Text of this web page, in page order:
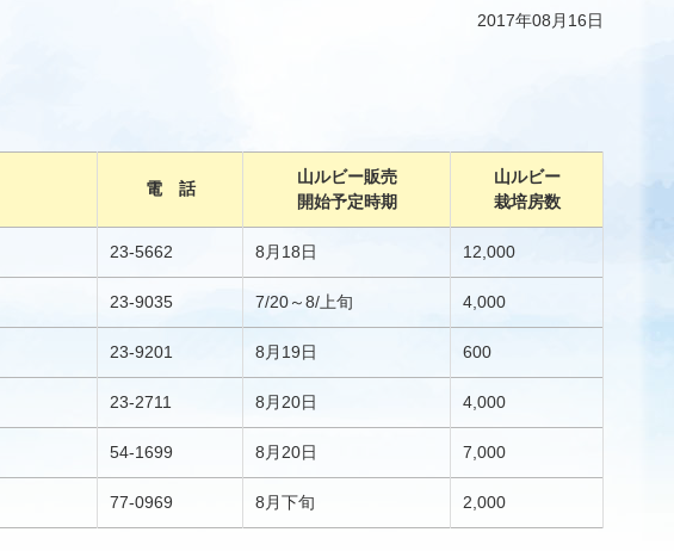
2017年08月16日
電 話
山ルビー販売
開始予定時期
山ルビー
栽培房数
23-5662 8月18日 12,000
23-9035 7/20～8/上旬 4,000
23-9201 8月19日 600
23-2711 8月20日 4,000
54-1699 8月20日 7,000
77-0969 8月下旬 2,000